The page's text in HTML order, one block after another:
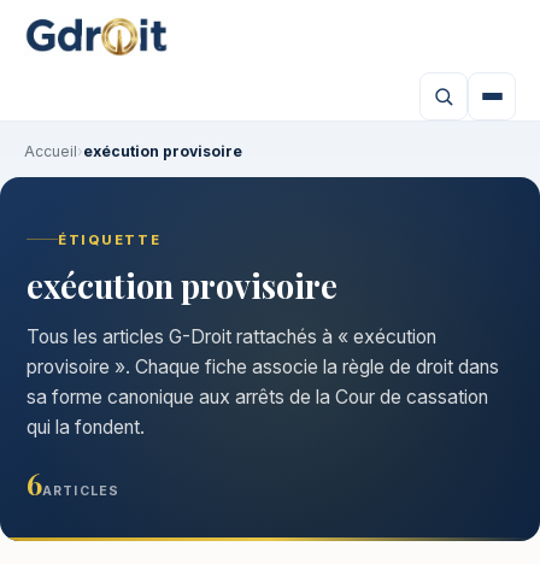
Accueil›exécution provisoire
ÉTIQUETTE
exécution provisoire
Tous les articles G-Droit rattachés à « exécution
provisoire ». Chaque fiche associe la règle de droit dans
sa forme canonique aux arrêts de la Cour de cassation
qui la fondent.
6ARTICLES